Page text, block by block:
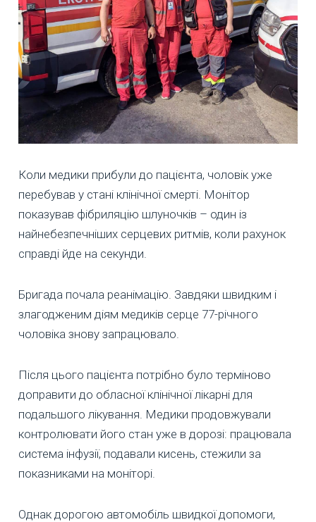
Коли медики прибули до пацієнта, чоловік уже
перебував у стані клінічної смерті. Монітор
показував фібриляцію шлуночків – один із
найнебезпечніших серцевих ритмів, коли рахунок
справді йде на секунди.
Бригада почала реанімацію. Завдяки швидким і
злагодженим діям медиків серце 77-річного
чоловіка знову запрацювало.
Після цього пацієнта потрібно було терміново
доправити до обласної клінічної лікарні для
подальшого лікування. Медики продовжували
контролювати його стан уже в дорозі: працювала
система інфузії, подавали кисень, стежили за
показниками на моніторі.
Однак дорогою автомобіль швидкої допомоги,